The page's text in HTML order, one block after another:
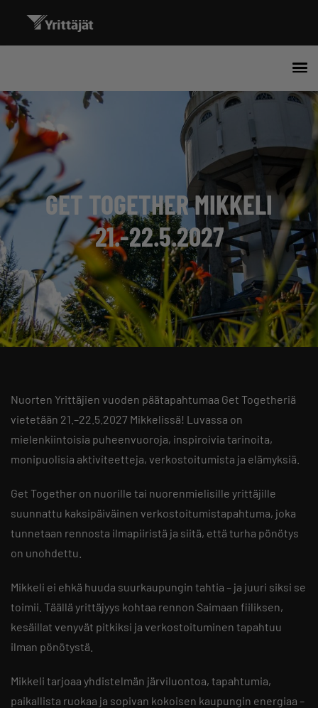
GET TOGETHER MIKKELI
21.-22.5.2027
Nuorten Yrittäjien vuoden päätapahtumaa Get Togetheriä
vietetään 21.–22.5.2027 Mikkelissä! Luvassa on
mielenkiintoisia puheenvuoroja, inspiroivia tarinoita,
monipuolisia aktiviteetteja, verkostoitumista ja elämyksiä.
Get Together on nuorille tai nuorenmielisille yrittäjille
suunnattu kaksipäiväinen verkostoitumistapahtuma, joka
tunnetaan rennosta ilmapiiristä ja siitä, että turha pönötys
on unohdettu.
Mikkeli ei ehkä huuda suurkaupungin tahtia – ja juuri siksi se
toimii. Täällä yrittäjyys kohtaa rennon Saimaan fiiliksen,
kesäillat venyvät pitkiksi ja verkostoituminen tapahtuu
ilman pönötystä.
Mikkeli tarjoaa yhdistelmän järviluontoa, tapahtumia,
paikallista ruokaa ja sopivan kokoisen kaupungin energiaa –